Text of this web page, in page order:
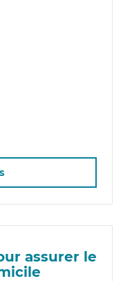
assurer le